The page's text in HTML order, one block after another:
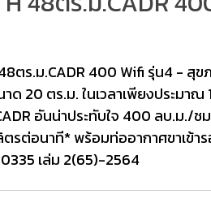
ตร.ม.CADR 400 Wifi รุ่น4 - สุ
20 ตร.ม. ในเวลาเพียงประมาณ
อันน่าประทับใจ 400 ลบ.ม./
รต่อนาที* พร้อมท่ออากาศขาเข้
เล่ม 2(65)-2564